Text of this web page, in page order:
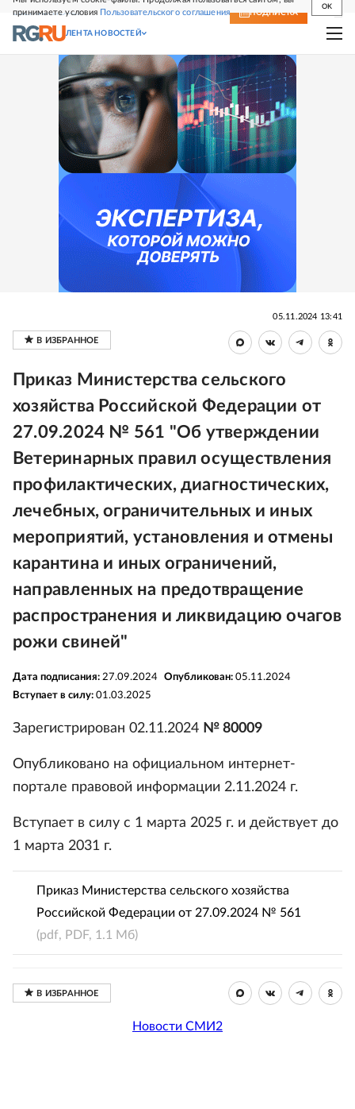
принимаете условия Пользовательского соглашения
OK
СВЕЖИЙ НОМЕР ПОДПИСКА
ЛЕНТА НОВОСТЕЙ
05.11.2024 13:41
Приказ Министерства сельского
хозяйства Российской Федерации от
27.09.2024 № 561 "Об утверждении
Ветеринарных правил осуществления
профилактических, диагностических,
лечебных, ограничительных и иных
мероприятий, установления и отмены
карантина и иных ограничений,
направленных на предотвращение
распространения и ликвидацию очагов
рожи свиней"
Дата подписания: 27.09.2024 Опубликован: 05.11.2024
Вступает в силу: 01.03.2025
Зарегистрирован 02.11.2024 № 80009
Опубликовано на официальном интернет-
портале правовой информации 2.11.2024 г.
Вступает в силу с 1 марта 2025 г. и действует до
1 марта 2031 г.
Приказ Министерства сельского хозяйства
Российской Федерации от 27.09.2024 № 561
(pdf, PDF, 1.1 Мб)
Новости СМИ2